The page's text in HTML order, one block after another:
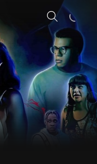
Sök